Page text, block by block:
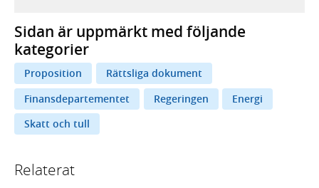
Sidan är uppmärkt med följande
kategorier
Proposition
Rättsliga dokument
Finansdepartementet
Regeringen
Energi
Skatt och tull
Relaterat